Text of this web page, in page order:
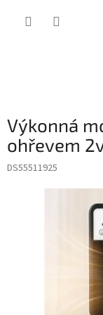
Výkonná
ohřevem
DS55511925